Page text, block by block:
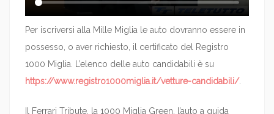
Per iscriversi alla Mille Miglia le auto dovranno essere in
possesso, o aver richiesto, il certificato del Registro
1000 Miglia. L’elenco delle auto candidabili è su
https://www.registro1000miglia.it/vetture-candidabili/.
Il Ferrari Tribute, la 1000 Miglia Green, l’auto a guida